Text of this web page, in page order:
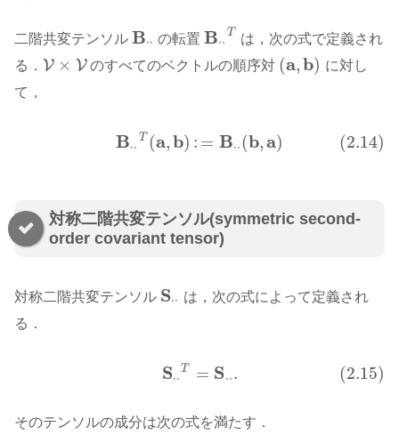
二階共変テンソル B⋅⋅
B⋅⋅ の転置 B⋅⋅
T
B⋅⋅T
は，次の式で定義され
る． V × V
V× V のすべてのベクトルの順序対 (a,b)
( a,b )
に対し
て，
B⋅⋅
T (a,b) : = B⋅⋅ (b,a) (2.14)
(2.14)B ⋅⋅T( a ,b) :=B ⋅(b a)
対称二階共変テンソル(symmetric second-
order covariant tensor)
対称二階共変テンソル S⋅⋅
S⋅⋅ は，次の式によって定義され
る．
S⋅⋅
T = S⋅⋅. (2.15)
(2.15)S⋅⋅T=
そのテンソルの成分は次の式を満たす．